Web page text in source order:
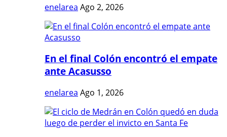
enelarea Ago 2, 2026
En el final Colón encontró el empate
ante Acasusso
enelarea Ago 1, 2026